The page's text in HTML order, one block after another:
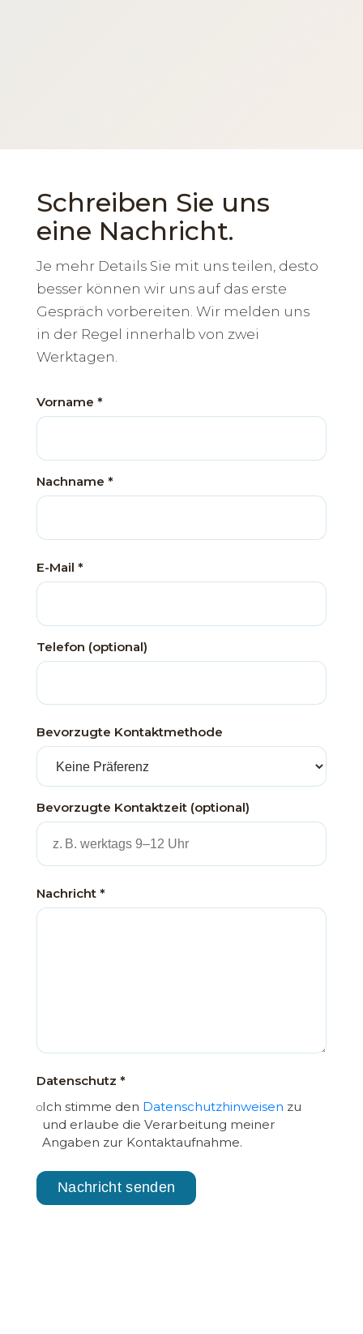
Schreiben Sie uns
eine Nachricht.
Je mehr Details Sie mit uns teilen, desto
besser können wir uns auf das erste
Gespräch vorbereiten. Wir melden uns
in der Regel innerhalb von zwei
Werktagen.
Vorname *
Nachname *
E-Mail *
Telefon (optional)
Bevorzugte Kontaktmethode
Bevorzugte Kontaktzeit (optional)
Nachricht *
Datenschutz *
Ich stimme den Datenschutzhinweisen zu
und erlaube die Verarbeitung meiner
Angaben zur Kontaktaufnahme.
Nachricht senden